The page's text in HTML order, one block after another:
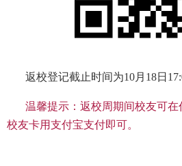
返校登记截止时间为10月18日
温馨提示：返校周期间校友可
校友卡用支付宝支付即可。